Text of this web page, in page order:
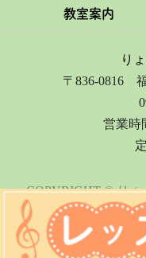
教室案内
り
〒836-0816
営業時
COPYRIGHT © りょ